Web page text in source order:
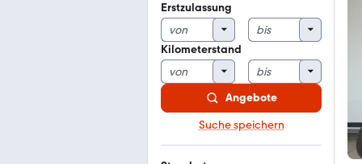
Erstzulassung
Kilometerstand
Angebote
Suche speichern